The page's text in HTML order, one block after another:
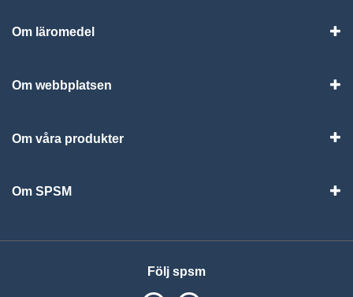
Om läromedel
Om webbplatsen
Om våra produkter
Om SPSM
Följ spsm